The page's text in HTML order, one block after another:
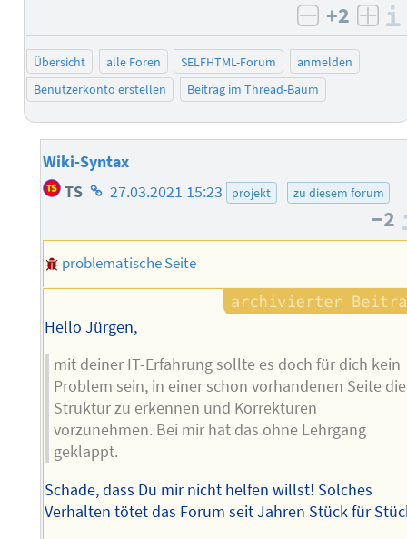
negativ
+2
Übersicht alle Foren SELFHTML-Forum
anmelden
Benutzerkonto erstellen
Beitrag im Thread-Baum
Wiki-Syntax
TS Homepage
Autors
27.03.2021 15:23 projekt zu diesem forum
−2
problematische Seite
Hello Jürgen,
mit deiner IT-Erfahrung sollte es doch für dich kein
Problem sein, in einer schon vorhandenen Seite die
Struktur zu erkennen und Korrekturen
vorzunehmen. Bei mir hat das ohne Lehrgang
geklappt.
Schade, dass Du mir nicht helfen willst! Solches
Verhalten tötet das Forum seit Jahren Stück für